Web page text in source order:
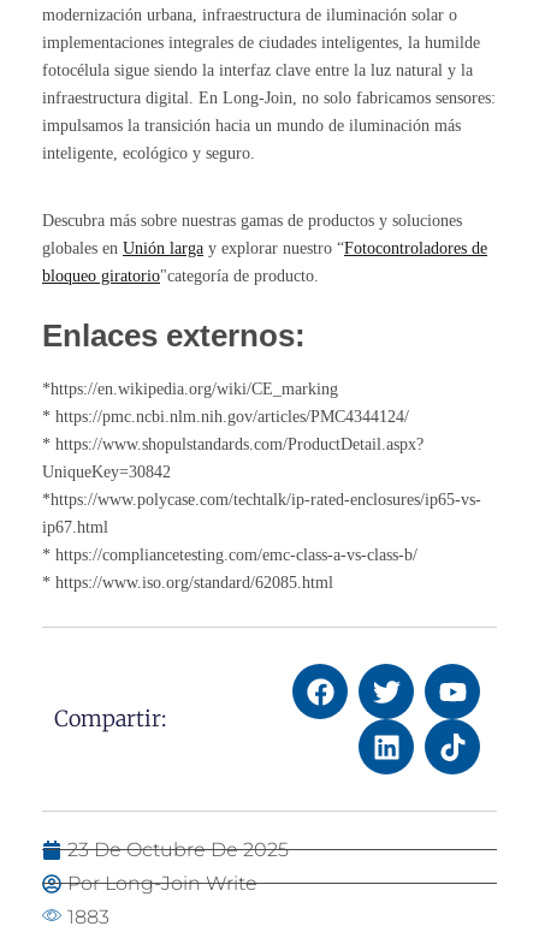
modernización urbana, infraestructura de iluminación solar o
implementaciones integrales de ciudades inteligentes, la humilde
fotocélula sigue siendo la interfaz clave entre la luz natural y la
infraestructura digital. En Long-Join, no solo fabricamos sensores:
impulsamos la transición hacia un mundo de iluminación más
inteligente, ecológico y seguro.
Descubra más sobre nuestras gamas de productos y soluciones
globales en Unión larga y explorar nuestro “Fotocontroladores de
bloqueo giratorio"categoría de producto.
Enlaces externos:
*https://en.wikipedia.org/wiki/CE_marking
* https://pmc.ncbi.nlm.nih.gov/articles/PMC4344124/
* https://www.shopulstandards.com/ProductDetail.aspx?
UniqueKey=30842
*https://www.polycase.com/techtalk/ip-rated-enclosures/ip65-vs-
ip67.html
* https://compliancetesting.com/emc-class-a-vs-class-b/
* https://www.iso.org/standard/62085.html
Compartir:
23 De Octubre De 2025
Por Long-Join Write
1883